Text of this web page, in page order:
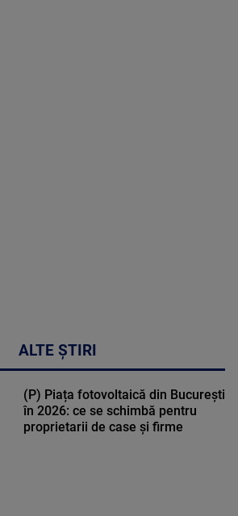
ALTE ȘTIRI
(P) Piața fotovoltaică din București
în 2026: ce se schimbă pentru
proprietarii de case și firme